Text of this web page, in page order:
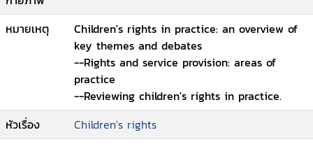
หมายเหตุ
Children's rights in practice: an overview of
key themes and debates
--Rights and service provision: areas of
practice
--Reviewing children's rights in practice.
หัวเรื่อง
Children's rights